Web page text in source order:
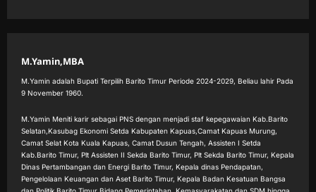
M.Yamin,MBA
M.Yamin adalah Bupati Terpilih Barito Timur Periode 2024-2029, Beliau lahir Pada
9 November 1960.
M.Yamin Meniti karir sebagai PNS dengan menjadi staf kepegawaian Kab.Barito
Selatan,Kasubag Ekonomi Setda Kabupaten Kapuas,Camat Kapuas Murung,
Camat Selat Kota Kuala Kapuas, Camat Dusun Tengah, Assisten I Setda
Kab.Barito Timur, Plt Assisten II Sekda Barito Timur, Plt Sekda Barito Timur, Kepala
Dinas Pertambangan dan Energi Barito Timur, Kepala dinas Pendapatan,
Pengelolaan Keuangan dan Aset Barito Timur, Kepala Badan Kesatuan Bangsa